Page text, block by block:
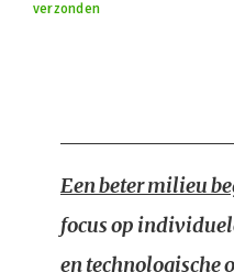
verzonden
Een beter milieu
focus op
en technologische